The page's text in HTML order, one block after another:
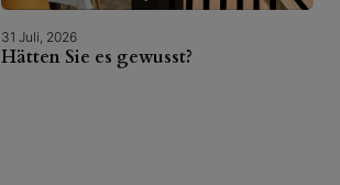
31 Juli, 2026
Hätten Sie es gewusst?